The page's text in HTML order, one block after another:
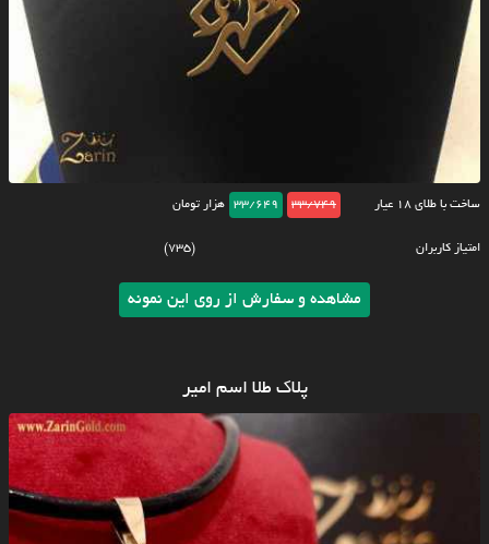
ساخت با طلای ۱۸ عیار 33/749
33/649 هزار تومان
امتیاز کاربران (735)
مشاهده و سفارش از روی این نمونه
پلاک طلا اسم امیر